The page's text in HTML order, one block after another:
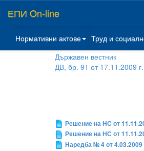
ЕПИ On-line
Нормативни актове Труд и
Държавен вестник
ДВ, бр. 91 от 17.11.2009 г.
Решение на НС от
Решение на НС от
Наредба № 4 от 4.03.2009